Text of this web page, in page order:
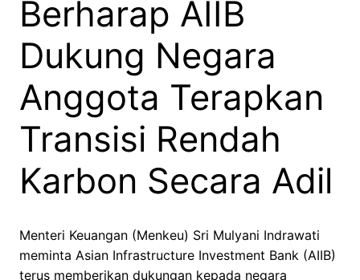
Berharap AIIB
Dukung Negara
Anggota Terapkan
Transisi Rendah
Karbon Secara Adil
Menteri Keuangan (Menkeu) Sri Mulyani Indrawati
meminta Asian Infrastructure Investment Bank (AIIB)
terus memberikan dukungan kepada negara